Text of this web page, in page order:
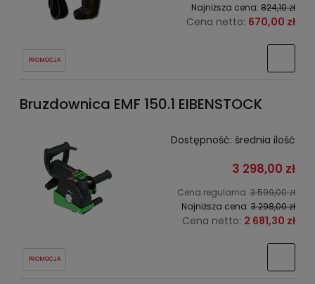
Najniższa cena: 824,10 zł
Cena netto: 670,00 zł
PROMOCJA
Bruzdownica EMF 150.1 EIBENSTOCK
Dostępność: średnia ilość
3 298,00 zł
Cena regularna: 3 599,00 zł
Najniższa cena: 3 298,00 zł
Cena netto: 2 681,30 zł
PROMOCJA